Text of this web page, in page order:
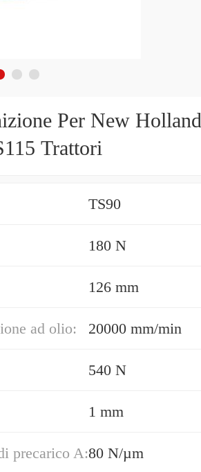
Per New Holland
Trattori
TS90
180 N
126 mm
ad olio: 20000 mm/min
540 N
1 mm
precarico A:80 N/µm